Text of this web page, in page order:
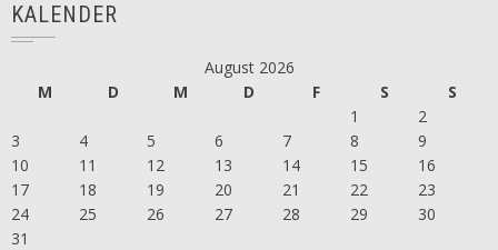
KALENDER
August 2026
M
D M D F S
S
1
2
3
4 5 6 7 8
9
10
11 12 13 14 15
16
17
18 19 20 21 22
23
24
25 26 27 28 29
30
31